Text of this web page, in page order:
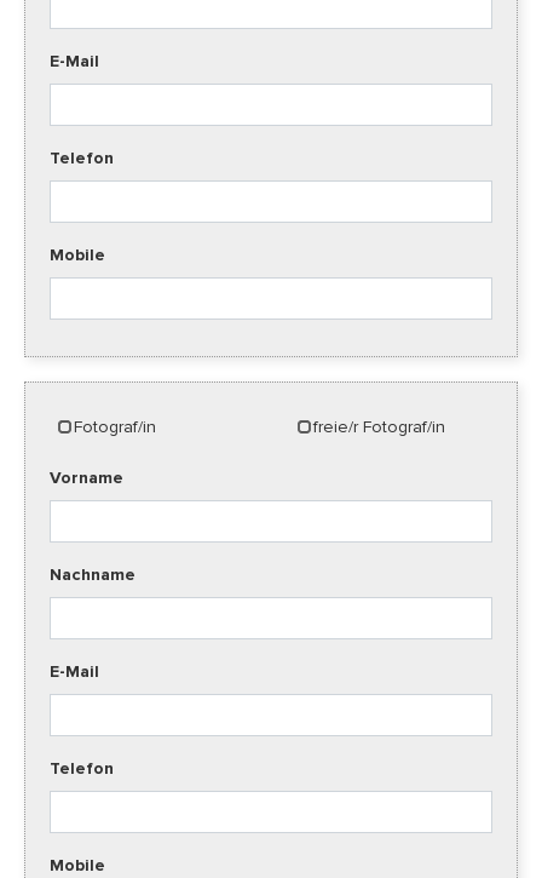
E-Mail
Telefon
Mobile
Fotograf/in freie/r Fotograf/in
Vorname
Nachname
E-Mail
Telefon
Mobile